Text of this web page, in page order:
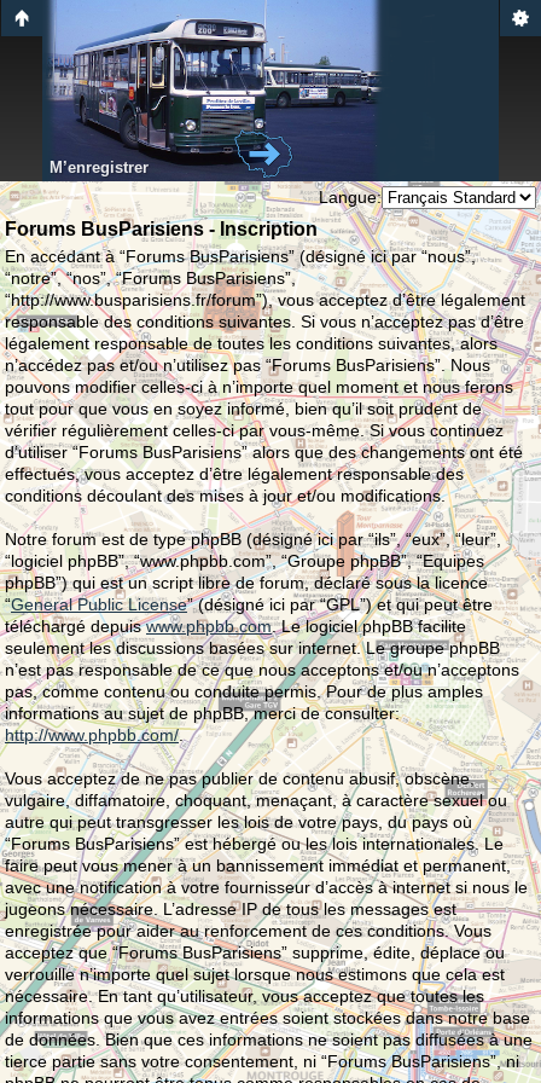
M’enregistrer
Langue:
Forums BusParisiens - Inscription
En accédant à “Forums BusParisiens” (désigné ici par “nous”,
“notre”, “nos”, “Forums BusParisiens”,
“http://www.busparisiens.fr/forum”), vous acceptez d’être légalement
responsable des conditions suivantes. Si vous n’acceptez pas d’être
légalement responsable de toutes les conditions suivantes, alors
n’accédez pas et/ou n’utilisez pas “Forums BusParisiens”. Nous
pouvons modifier celles-ci à n’importe quel moment et nous ferons
tout pour que vous en soyez informé, bien qu’il soit prudent de
vérifier régulièrement celles-ci par vous-même. Si vous continuez
d’utiliser “Forums BusParisiens” alors que des changements ont été
effectués, vous acceptez d’être légalement responsable des
conditions découlant des mises à jour et/ou modifications.
Notre forum est de type phpBB (désigné ici par “ils”, “eux”, “leur”,
“logiciel phpBB”, “www.phpbb.com”, “Groupe phpBB”, “Equipes
phpBB”) qui est un script libre de forum, déclaré sous la licence
“General Public License” (désigné ici par “GPL”) et qui peut être
téléchargé depuiswww.phpbb.com. Le logiciel phpBB facilite
seulement les discussions basées sur internet. Le groupe phpBB
n’est pas responsable de ce que nous acceptons et/ou n’acceptons
pas, comme contenu ou conduite permis. Pour de plus amples
informations au sujet de phpBB, merci de consulter:
http://www.phpbb.com/.
Vous acceptez de ne pas publier de contenu abusif, obscène,
vulgaire, diffamatoire, choquant, menaçant, à caractère sexuel ou
autre qui peut transgresser les lois de votre pays, du pays où
“Forums BusParisiens” est hébergé ou les lois internationales. Le
faire peut vous mener à un bannissement immédiat et permanent,
avec une notification à votre fournisseur d’accès à internet si nous le
jugeons nécessaire. L’adresse IP de tous les messages est
enregistrée pour aider au renforcement de ces conditions. Vous
acceptez que “Forums BusParisiens” supprime, édite, déplace ou
verrouille n’importe quel sujet lorsque nous estimons que cela est
nécessaire. En tant qu’utilisateur, vous acceptez que toutes les
informations que vous avez entrées soient stockées dans notre base
de données. Bien que ces informations ne soient pas diffusées à une
tierce partie sans votre consentement, ni “Forums BusParisiens”, ni